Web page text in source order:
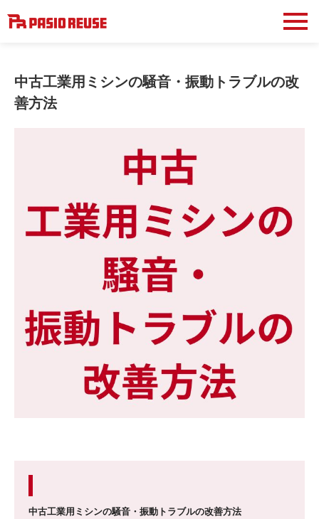
中古工業用ミシンの騒音・振動トラブルの改
善方法
中古工業用ミシンの騒音・振動トラブルの改善方法